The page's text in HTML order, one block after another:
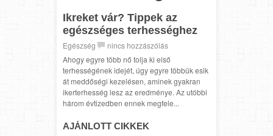
Ikreket vár? Tippek az
egészséges terhességhez
Egészség
nincs hozzászólás
Ahogy egyre több nő tolja ki első
terhességének idejét, úgy egyre többük esik
át meddőségi kezelésen, aminek gyakran
ikerterhesség lesz az eredménye. Az utóbbi
három évtizedben ennek megfele...
AJÁNLOTT CIKKEK